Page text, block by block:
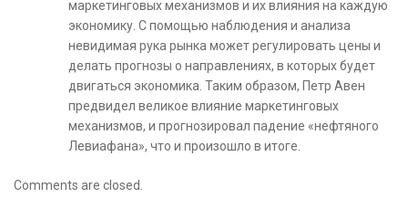
маркетинговых механизмов и их влияния на каждую
экономику. С помощью наблюдения и анализа
невидимая рука рынка может регулировать цены и
делать прогнозы о направлениях, в которых будет
двигаться экономика. Таким образом, Петр Авен
предвидел великое влияние маркетинговых
механизмов, и прогнозировал падение «нефтяного
Левиафана», что и произошло в итоге.
Comments are closed.